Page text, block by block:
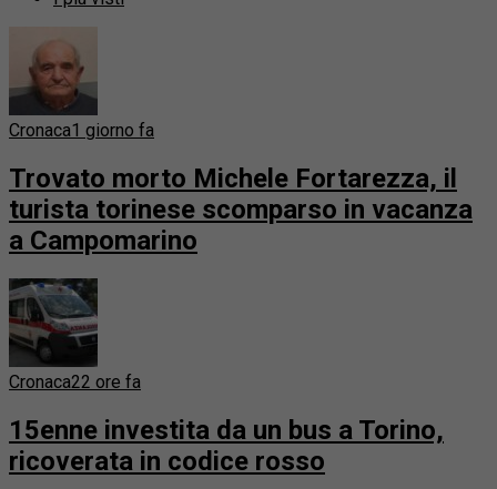
Cronaca1 giorno fa
Trovato morto Michele Fortarezza, il
turista torinese scomparso in vacanza
a Campomarino
Cronaca22 ore fa
15enne investita da un bus a Torino,
ricoverata in codice rosso